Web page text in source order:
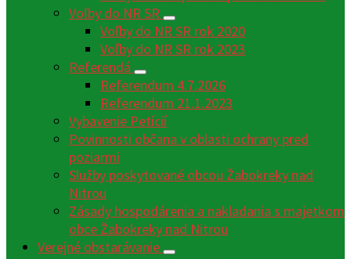
Voľby do NR SR
Voľby do NR SR rok 2020
Voľby do NR SR rok 2023
Referendá
Referendum 4.7.2026
Referendum 21.1.2023
Vybavenie Petícií
Povinnosti občana v oblasti ochrany pred
poziarmi
Služby poskytované obcou Žabokreky nad
Nitrou
Zásady hospodárenia a nakladania s majetkom
obce Žabokreky nad Nitrou
Verejné obstarávanie